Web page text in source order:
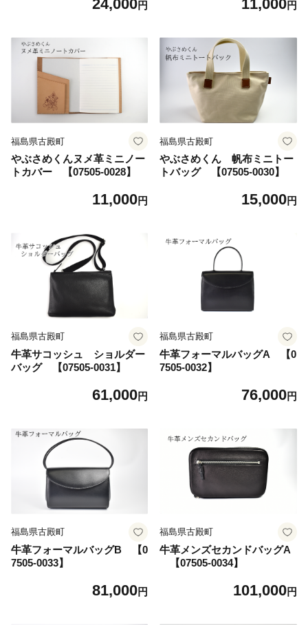
24,000円 11,000円
福島県古殿町
やぶさめくんヌメ革ミニノー
トカバー 【07505-0028】
11,000円
福島県古殿町
やぶさめくん 帆布ミニトー
トバッグ 【07505-0030】
15,000円
福島県古殿町
牛革サコッシュ ショルダー
バッグ 【07505-0031】
61,000円
福島県古殿町
牛革フォーマルバッグA 【0
7505-0032】
76,000円
福島県古殿町
牛革フォーマルバッグB 【0
7505-0033】
81,000円
福島県古殿町
牛革メンズセカンドバッグA
【07505-0034】
101,000円